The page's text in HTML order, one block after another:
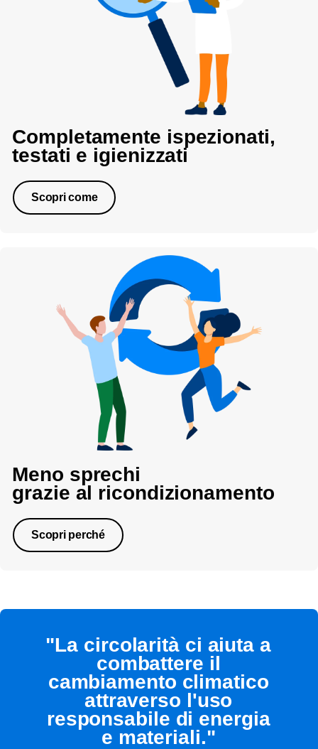
Completamente ispezionati,
testati e igienizzati
Scopri come
Meno sprechi
grazie al ricondizionamento
Scopri perché
"La circolarità ci aiuta a
combattere il
cambiamento climatico
attraverso l'uso
responsabile di energia
e materiali."